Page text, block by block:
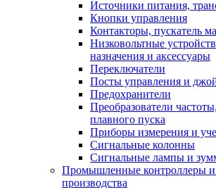
Источники питания,
Кнопки управления
Контакторы, пускатель
Низковольтные
назначения и аксессуары
Переключатели
Посты управления и
Предохранители
Преобразователи
плавного пуска
Приборы измерения и
Сигнальные колонны
Сигнальные лампы и
Промышленные контроллеры и
производства